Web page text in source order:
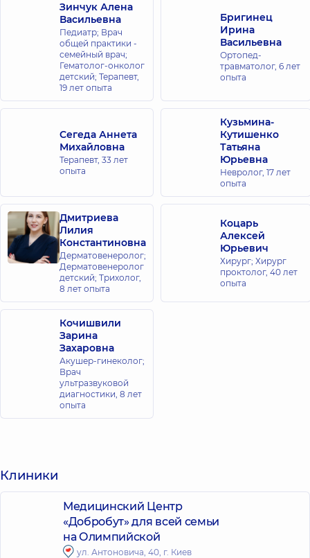
Зинчук Алена
Васильевна
Педиатр; Врач
общей практики -
семейный врач;
Гематолог-онколог
детский; Терапевт,
19 лет опыта
Бригинец
Ирина
Васильевна
Ортопед-
травматолог, 6 лет
опыта
Сегеда Аннета
Михайловна
Терапевт, 33 лет
опыта
Кузьмина-
Кутишенко
Татьяна
Юрьевна
Невролог, 17 лет
опыта
Дмитриева
Лилия
Константиновна
Дерматовенеролог;
Дерматовенеролог
детский; Трихолог,
8 лет опыта
Коцарь
Алексей
Юрьевич
Хирург; Хирург
проктолог, 40 лет
опыта
Кочишвили
Зарина
Захаровна
Акушер-гинеколог;
Врач
ультразвуковой
диагностики, 8 лет
опыта
Клиники
Медицинский Центр
«Добробут» для всей семьи
на Олимпийской
ул. Антоновича, 40, г. Киев